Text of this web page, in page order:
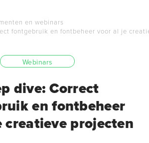
en webinars
fontgebruik en fontbeheer voor al je
Webinars
dive: Correct
en fontbeheer
creatieve projecten